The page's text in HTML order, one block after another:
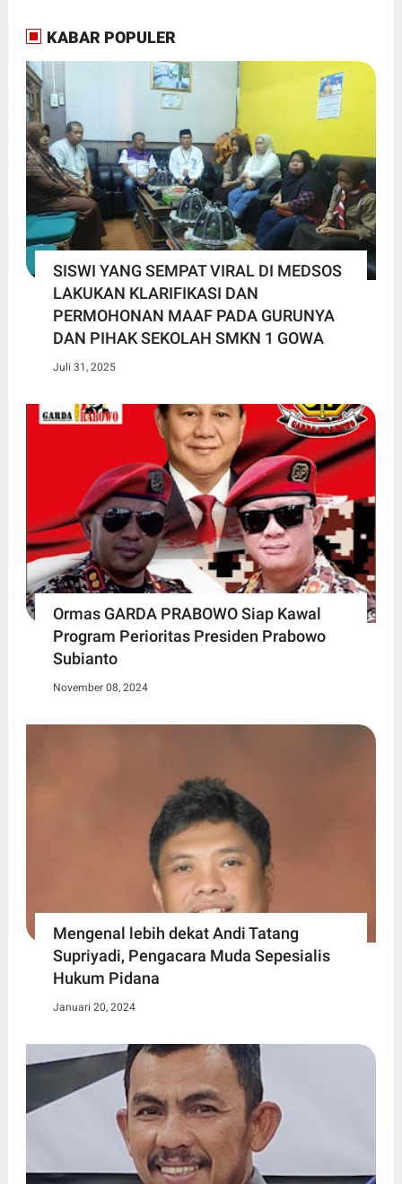
KABAR POPULER
SISWI YANG SEMPAT VIRAL DI MEDSOS
LAKUKAN KLARIFIKASI DAN
PERMOHONAN MAAF PADA GURUNYA
DAN PIHAK SEKOLAH SMKN 1 GOWA
Juli 31, 2025
Ormas GARDA PRABOWO Siap Kawal
Program Perioritas Presiden Prabowo
Subianto
November 08, 2024
Mengenal lebih dekat Andi Tatang
Supriyadi, Pengacara Muda Sepesialis
Hukum Pidana
Januari 20, 2024